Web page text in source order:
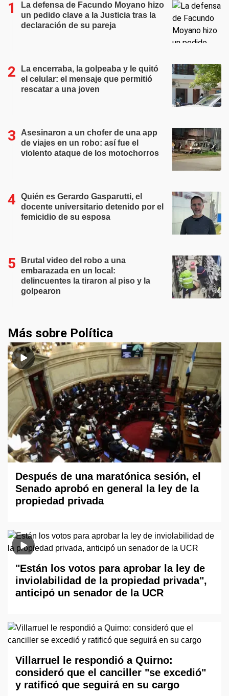
La defensa de Facundo Moyano hizo
un pedido clave a la Justicia tras la
declaración de su pareja
La encerraba, la golpeaba y le quitó
el celular: el mensaje que permitió
rescatar a una joven
Asesinaron a un chofer de una app
de viajes en un robo: así fue el
violento ataque de los motochorros
Quién es Gerardo Gasparutti, el
docente universitario detenido por el
femicidio de su esposa
Brutal video del robo a una
embarazada en un local:
delincuentes la tiraron al piso y la
golpearon
Más sobre Política
Después de una maratónica sesión, el
Senado aprobó en general la ley de la
propiedad privada
"Están los votos para aprobar la ley de
inviolabilidad de la propiedad privada",
anticipó un senador de la UCR
Villarruel le respondió a Quirno:
consideró que el canciller "se excedió"
y ratificó que seguirá en su cargo